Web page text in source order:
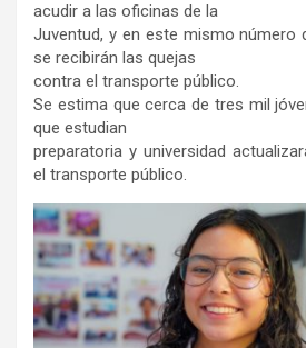
acudir a las oficinas de la
Juventud, y en este mismo número
se recibirán las quejas
contra el transporte público.
Se estima que cerca de tres mil
que estudian
preparatoria y universidad
el transporte público.